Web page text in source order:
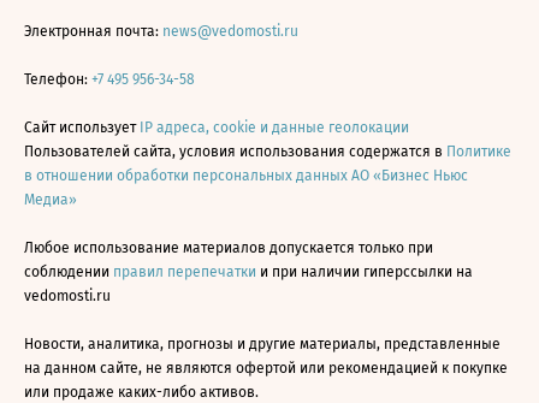
Электронная почта: news@vedomosti.ru
Телефон: +7 495 956-34-58
Сайт использует IP адреса, cookie и данные геолокации
Пользователей сайта, условия использования содержатся в Политике
в отношении обработки персональных данных АО «Бизнес Ньюс
Медиа»
Любое использование материалов допускается только при
соблюдении правил перепечатки и при наличии гиперссылки на
vedomosti.ru
Новости, аналитика, прогнозы и другие материалы, представленные
на данном сайте, не являются офертой или рекомендацией к покупке
или продаже каких-либо активов.